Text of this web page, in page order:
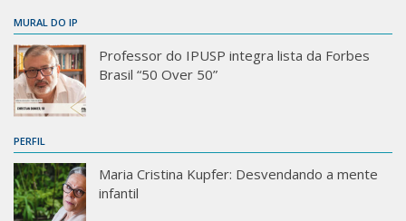
MURAL DO IP
Professor do IPUSP integra lista da Forbes
Brasil “50 Over 50”
PERFIL
Maria Cristina Kupfer: Desvendando a mente
infantil